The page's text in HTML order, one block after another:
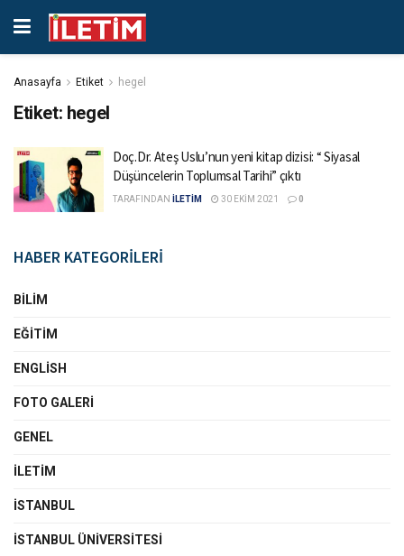
Anasayfa Etiket hegel
Etiket: hegel
Doç.Dr. Ateş Uslu’nun yeni kitap dizisi: “ Siyasal
Düşüncelerin Toplumsal Tarihi” çıktı
TARAFINDAN İLETİM 30 EKIM 2021 0
HABER KATEGORİLERİ
BILIM
EĞITIM
ENGLISH
FOTO GALERI
GENEL
İLETIM
İSTANBUL
İSTANBUL ÜNIVERSITESI